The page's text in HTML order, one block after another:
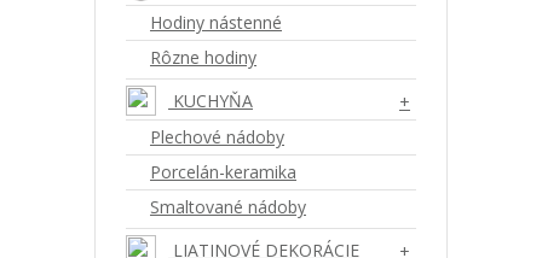
Hodiny nástenné
Rôzne hodiny
KUCHYŇA
+
Plechové nádoby
Porcelán-keramika
Smaltované nádoby
LIATINOVÉ DEKORÁCIE
+